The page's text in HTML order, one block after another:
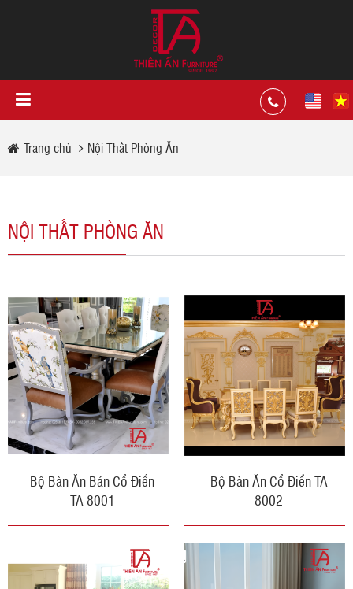
Trang chủ Nội Thất Phòng Ăn
NỘI THẤT PHÒNG ĂN
Bộ Bàn Ăn Bán Cổ Điển
TA 8001
Bộ Bàn Ăn Cổ Điển TA
8002